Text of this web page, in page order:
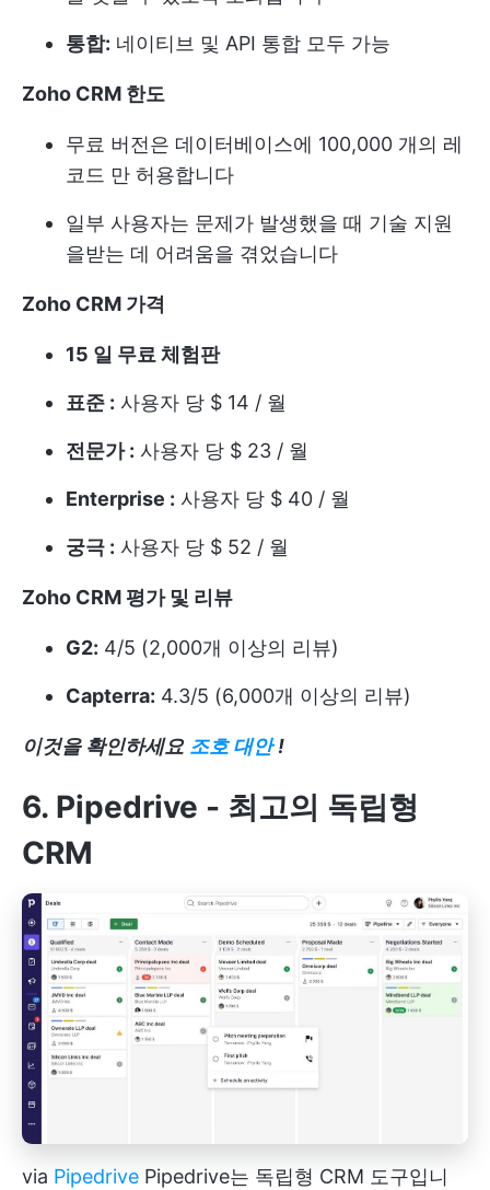
통합: 네이티브 및 API 통합 모두 가능
Zoho CRM 한도
무료 버전은 데이터베이스에 100,000 개의 레
코드 만 허용합니다
일부 사용자는 문제가 발생했을 때 기술 지원
을받는 데 어려움을 겪었습니다
Zoho CRM 가격
15 일 무료 체험판
표준 : 사용자 당 $ 14 / 월
전문가 : 사용자 당 $ 23 / 월
Enterprise : 사용자 당 $ 40 / 월
궁극 : 사용자 당 $ 52 / 월
Zoho CRM 평가 및 리뷰
G2: 4/5 (2,000개 이상의 리뷰)
Capterra: 4.3/5 (6,000개 이상의 리뷰)
이것을 확인하세요 조호 대안 !
6. Pipedrive - 최고의 독립형
CRM
via Pipedrive Pipedrive는 독립형 CRM 도구입니